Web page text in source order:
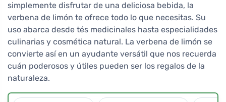
simplemente disfrutar de una deliciosa bebida, la
verbena de limón te ofrece todo lo que necesitas. Su
uso abarca desde tés medicinales hasta especialidades
culinarias y cosmética natural. La verbena de limón se
convierte así en un ayudante versátil que nos recuerda
cuán poderosos y útiles pueden ser los regalos de la
naturaleza.